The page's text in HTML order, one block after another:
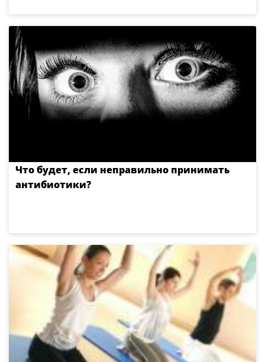
Что будет, если неправильно принимать
антибиотики?